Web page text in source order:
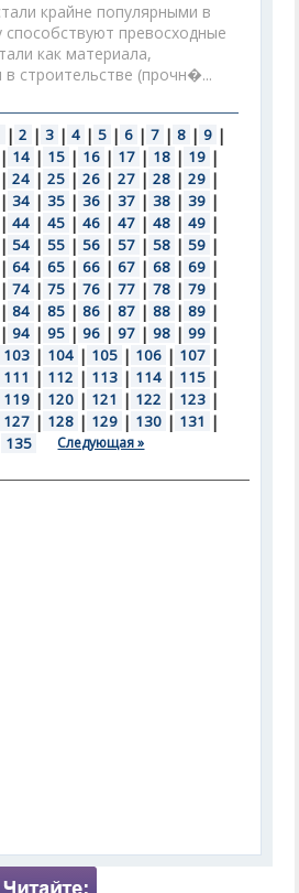
крайне популярными в
превосходные
как материала,
строительстве (прочн�...
| 2 | 3 | 4 | 5 | 6 | 7 | 8 | 9 |
| 14 | 15 | 16 | 17 | 18 | 19 |
| 24 | 25 | 26 | 27 | 28 | 29 |
| 34 | 35 | 36 | 37 | 38 | 39 |
| 44 | 45 | 46 | 47 | 48 | 49 |
| 54 | 55 | 56 | 57 | 58 | 59 |
| 64 | 65 | 66 | 67 | 68 | 69 |
| 74 | 75 | 76 | 77 | 78 | 79 |
| 84 | 85 | 86 | 87 | 88 | 89 |
| 94 | 95 | 96 | 97 | 98 | 99 |
103 | 104 | 105 | 106 | 107 |
111 | 112 | 113 | 114 | 115 |
119 | 120 | 121 | 122 | 123 |
127 | 128 | 129 | 130 | 131 |
135 Следующая »